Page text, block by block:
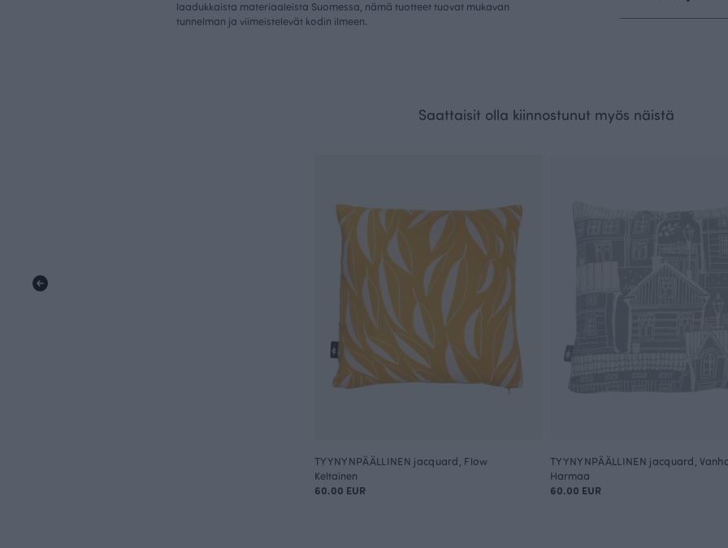
laadukkaista materiaaleista Suomessa, nämä tuotteet tuovat mukavan
tunnelman ja viimeistelevät kodin ilmeen.
Saattaisit olla kiinnostunut myös näistä
TYYNYNPÄÄLLINEN jacquard, Flow
Keltainen
60.00 EUR
TYYNYNPÄÄLLINEN jacquard,
Harmaa
60.00 EUR